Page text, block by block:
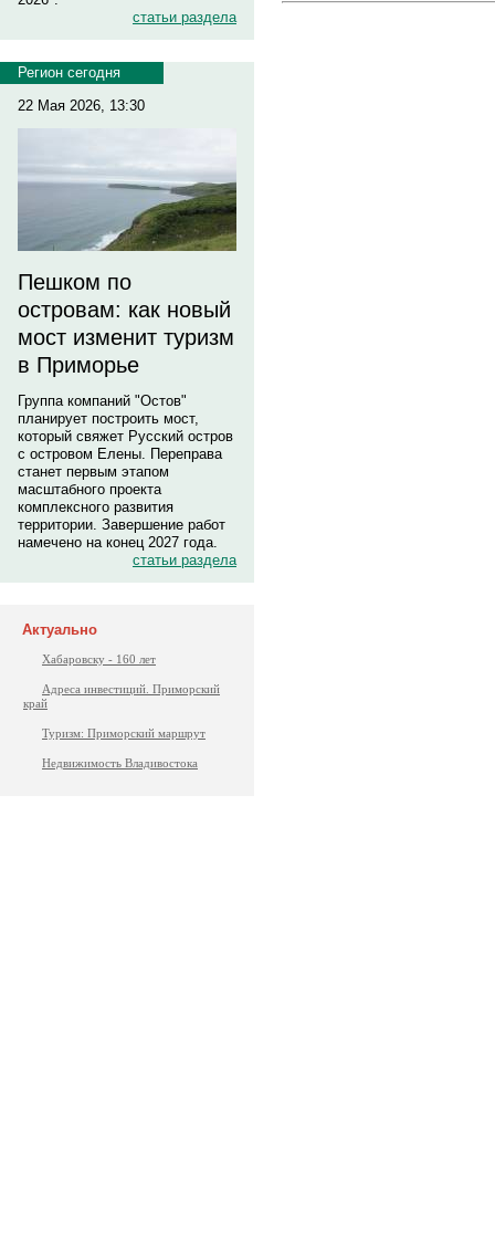
статьи раздела
Регион сегодня
22 Мая 2026, 13:30
Пешком по
островам: как новый
мост изменит туризм
в Приморье
Группа компаний "Остов"
планирует построить мост,
который свяжет Русский остров
с островом Елены. Переправа
станет первым этапом
масштабного проекта
комплексного развития
территории. Завершение работ
намечено на конец 2027 года.
статьи раздела
Актуально
Хабаровску - 160 лет
Адреса инвестиций. Приморский
край
Туризм: Приморский маршрут
Недвижимость Владивостока